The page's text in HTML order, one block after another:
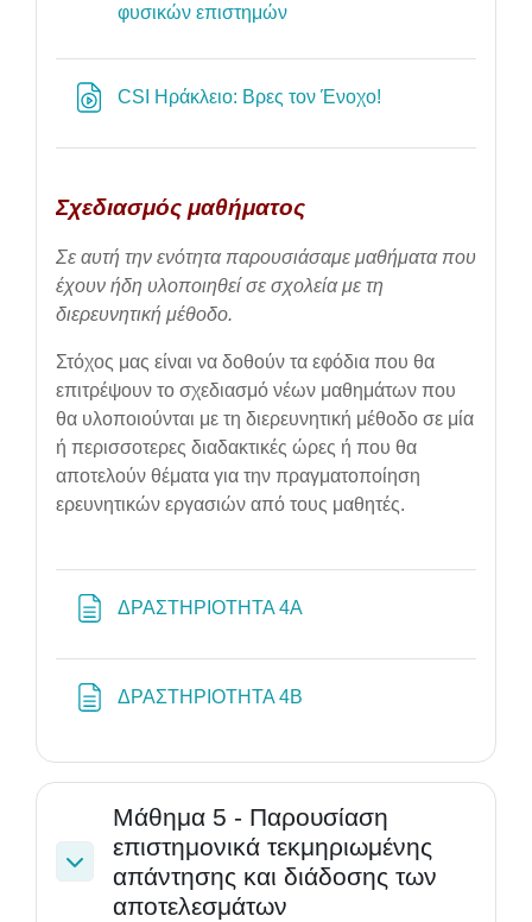
φυσικών επιστημώνURL
CSI Ηράκλειο: Βρες τον Ένοχο!
Σχεδιασμός μαθήματος
Σε αυτή την ενότητα παρουσιάσαμε μαθήματα που
έχουν ήδη υλοποιηθεί σε σχολεία με τη
διερευνητική μέθοδο.
Στόχος μας είναι να δοθούν τα εφόδια που θα
επιτρέψουν το σχεδιασμό νέων μαθημάτων που
θα υλοποιούνται με τη διερευνητική μέθοδο σε μία
ή περισσοτερες διαδακτικές ώρες ή που θα
αποτελούν θέματα για την πραγματοποίηση
ερευνητικών εργασιών από τους μαθητές.
ΔΡΑΣΤΗΡΙΟΤΗΤΑ 4Α
ΔΡΑΣΤΗΡΙΟΤΗΤΑ 4Β
Collapse
Μάθημα 5 - Παρουσίαση
επιστημονικά τεκμηριωμένης
απάντησης και διάδοσης των
αποτελεσμάτων